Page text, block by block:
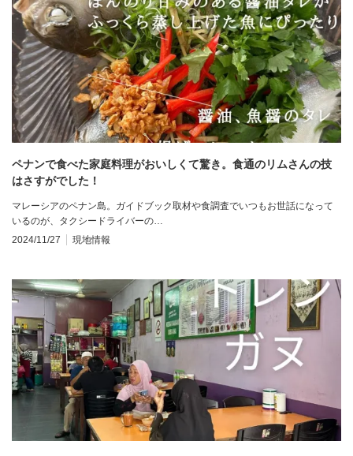
ペナンで食べた家庭料理がおいしくて驚き。食通のリムさんの技
はさすがでした！
マレーシアのペナン島。ガイドブック取材や食調査でいつもお世話になって
いるのが、タクシードライバーの…
2024/11/27
現地情報